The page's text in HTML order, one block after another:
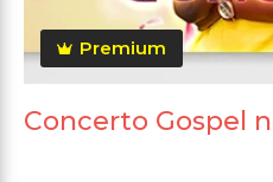
Premium
Concerto Gospel